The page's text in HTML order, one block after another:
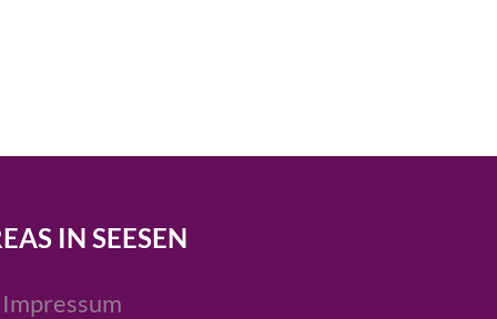
IN SEESEN
Impressum